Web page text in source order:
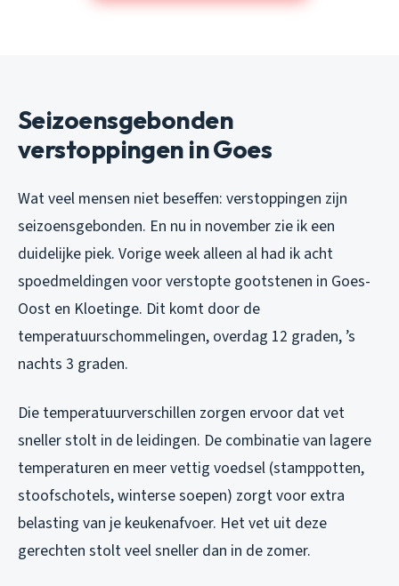
Seizoensgebonden
verstoppingen in Goes
Wat veel mensen niet beseffen: verstoppingen zijn
seizoensgebonden. En nu in november zie ik een
duidelijke piek. Vorige week alleen al had ik acht
spoedmeldingen voor verstopte gootstenen in Goes-
Oost en Kloetinge. Dit komt door de
temperatuurschommelingen, overdag 12 graden, ’s
nachts 3 graden.
Die temperatuurverschillen zorgen ervoor dat vet
sneller stolt in de leidingen. De combinatie van lagere
temperaturen en meer vettig voedsel (stamppotten,
stoofschotels, winterse soepen) zorgt voor extra
belasting van je keukenafvoer. Het vet uit deze
gerechten stolt veel sneller dan in de zomer.